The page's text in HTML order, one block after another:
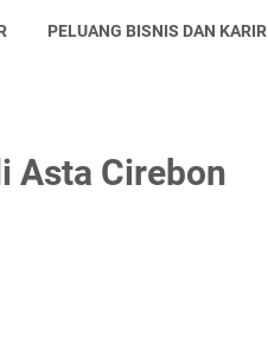
PELUANG BISNIS DAN KARIR
Asta Cirebon